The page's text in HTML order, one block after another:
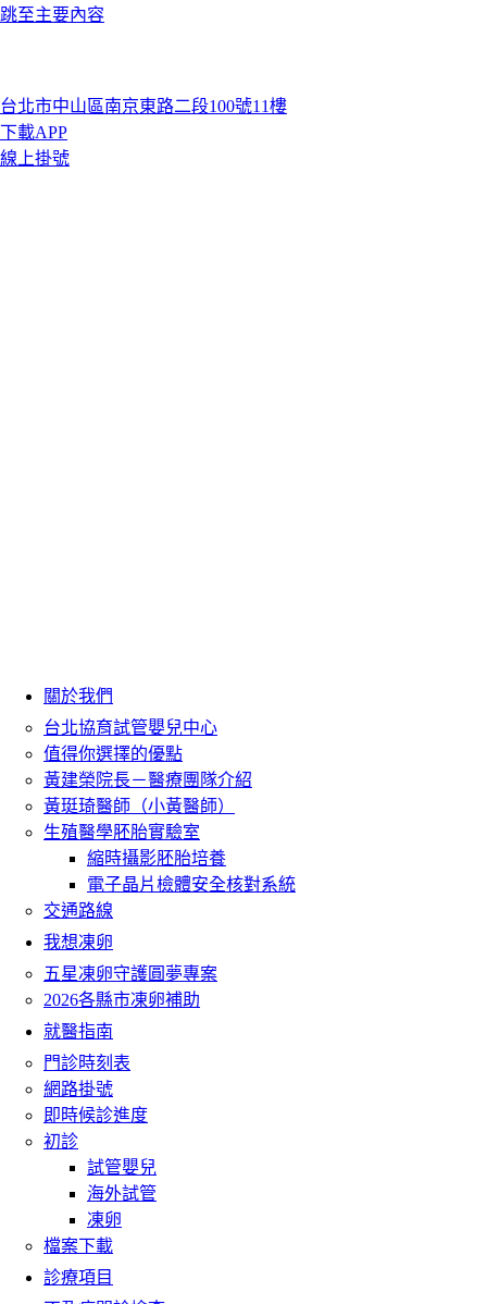
跳至主要內容
台北市中山區南京東路二段100號11樓
下載APP
線上掛號
關於我們
台北協育試管嬰兒中心
值得你選擇的優點
黃建榮院長－醫療團隊介紹
黃珽琦醫師（小黃醫師）
生殖醫學胚胎實驗室
縮時攝影胚胎培養
電子晶片檢體安全核對系統
交通路線
我想凍卵
五星凍卵守護圓夢專案
2026各縣市凍卵補助
就醫指南
門診時刻表
網路掛號
即時候診進度
初診
試管嬰兒
海外試管
凍卵
檔案下載
診療項目